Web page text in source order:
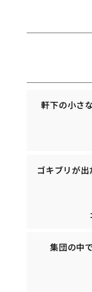
軒下の小さ
ゴキブリが
集団の中